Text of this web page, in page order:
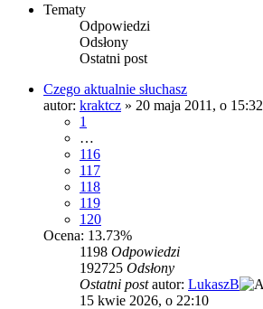
Tematy
Odpowiedzi
Odsłony
Ostatni post
Czego aktualnie słuchasz
autor: kraktcz » 20 maja 2011, o 15:32
1
…
116
117
118
119
120
Ocena: 13.73%
1198 Odpowiedzi
192725 Odsłony
Ostatni postautor: LukaszB
15 kwie 2026, o 22:10